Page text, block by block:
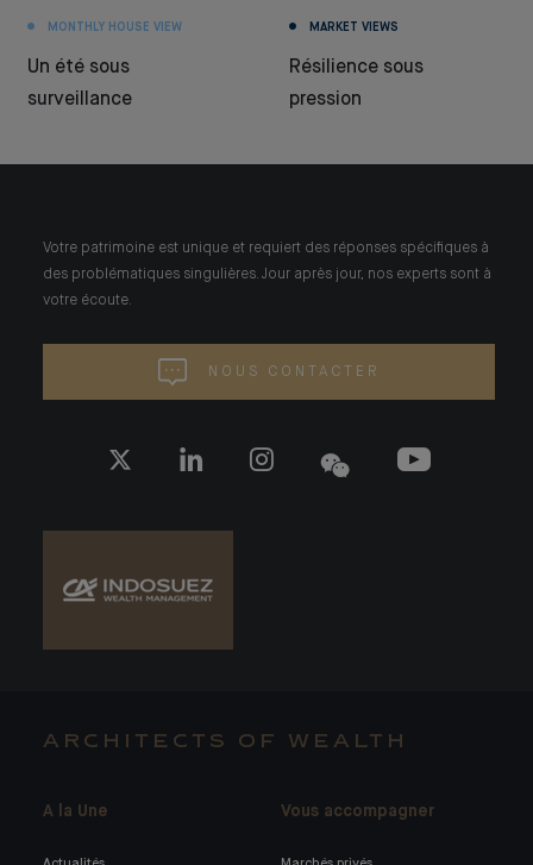
MONTHLY HOUSE VIEW
Un été sous
surveillance
MARKET VIEWS
Résilience sous
pression
Votre patrimoine est unique et requiert des réponses spécifiques à
des problématiques singulières. Jour après jour, nos experts sont à
votre écoute.
NOUS CONTACTER
ARCHITECTS OF WEALTH
A la Une Vous accompagner